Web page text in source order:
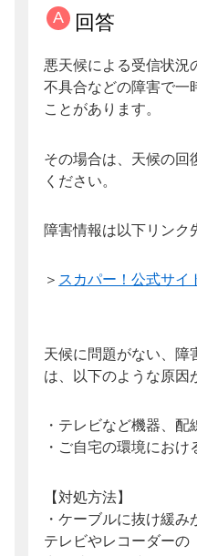
回答
悪天候による受信状況
不具合などの障害で一
ことがあります。
その場合は、天候の回
ください。
障害情報は以下リンク
＞ スカパー！公式サイ
天候に問題がない、障
は、以下のような原因
・テレビなど機器、配
・ご自宅の環境にお
【対処方法】
・ケーブルに抜け緩み
テレビやレコーダーの